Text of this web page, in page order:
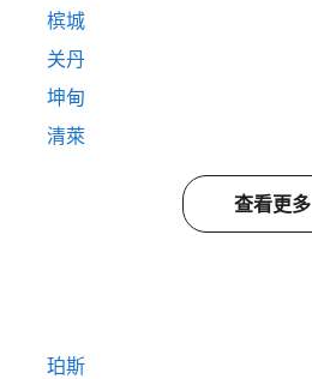
槟城
关丹
坤甸
清萊
查看更多
珀斯